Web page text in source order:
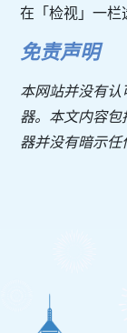
在「检视」一栏
免责声明
本网站并没有
器。本文内容
器并没有暗示任